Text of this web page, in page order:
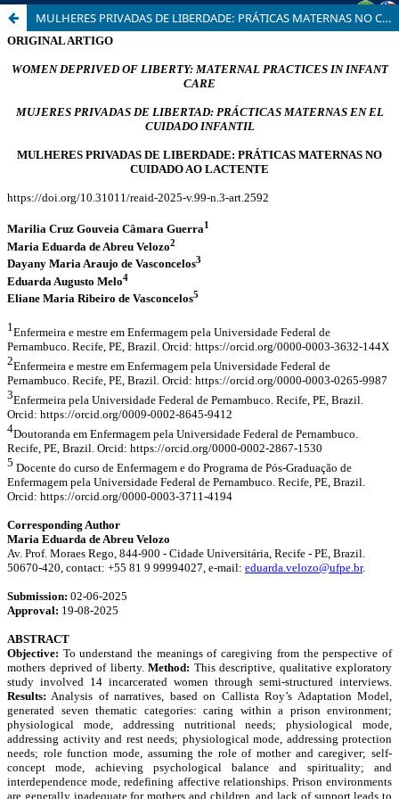
MULHERES PRIVADAS DE LIBERDADE: PRÁTICAS MATERNAS NO CUIDADO AO LACTENTE